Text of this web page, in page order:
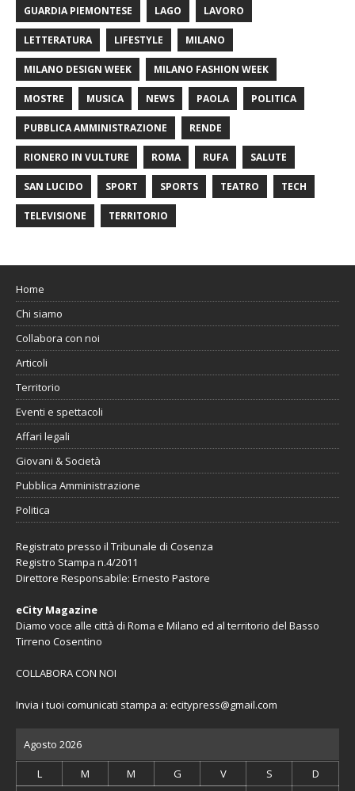
GUARDIA PIEMONTESE LAGO LAVORO
LETTERATURA LIFESTYLE MILANO
MILANO DESIGN WEEK MILANO FASHION WEEK
MOSTRE MUSICA NEWS PAOLA POLITICA
PUBBLICA AMMINISTRAZIONE RENDE
RIONERO IN VULTURE ROMA RUFA SALUTE
SAN LUCIDO SPORT SPORTS TEATRO TECH
TELEVISIONE TERRITORIO
Home
Chi siamo
Collabora con noi
Articoli
Territorio
Eventi e spettacoli
Affari legali
Giovani & Società
Pubblica Amministrazione
Politica
Registrato presso il Tribunale di Cosenza
Registro Stampa n.4/2011
Direttore Responsabile: Ernesto Pastore
eCity Magazine
Diamo voce alle città di Roma e Milano ed al territorio del Basso
Tirreno Cosentino
COLLABORA CON NOI
Invia i tuoi comunicati stampa a: ecitypress@gmail.com
Agosto 2026
L M M G V S D